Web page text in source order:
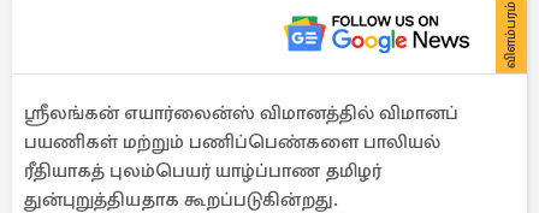
விளம்பரம்
ஸ்ரீலங்கன் எயார்லைன்ஸ் விமானத்தில் விமானப்
பயணிகள் மற்றும் பணிப்பெண்களை பாலியல்
ரீதியாகத் புலம்பெயர் யாழ்ப்பாண தமிழர்
துன்புறுத்தியதாக கூறப்படுகின்றது.